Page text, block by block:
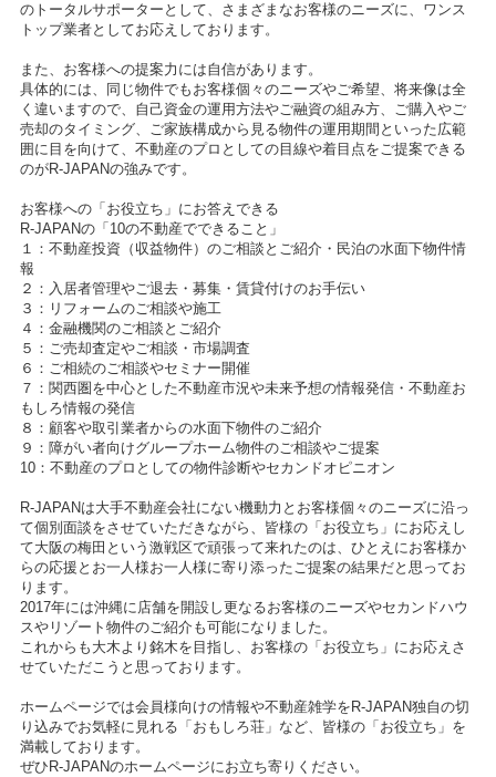
のトータルサポーターとして、さまざまなお客様のニーズに、ワンス
トップ業者としてお応えしております。
また、お客様への提案力には自信があります。
具体的には、同じ物件でもお客様個々のニーズやご希望、将来像は全
く違いますので、自己資金の運用方法やご融資の組み方、ご購入やご
売却のタイミング、ご家族構成から見る物件の運用期間といった広範
囲に目を向けて、不動産のプロとしての目線や着目点をご提案できる
のがR-JAPANの強みです。
お客様への「お役立ち」にお答えできる
R-JAPANの「10の不動産でできること」
１：不動産投資（収益物件）のご相談とご紹介・民泊の水面下物件情
報
２：入居者管理やご退去・募集・賃貸付けのお手伝い
３：リフォームのご相談や施工
４：金融機関のご相談とご紹介
５：ご売却査定やご相談・市場調査
６：ご相続のご相談やセミナー開催
７：関西圏を中心とした不動産市況や未来予想の情報発信・不動産お
もしろ情報の発信
８：顧客や取引業者からの水面下物件のご紹介
９：障がい者向けグループホーム物件のご相談やご提案
10：不動産のプロとしての物件診断やセカンドオピニオン
R-JAPANは大手不動産会社にない機動力とお客様個々のニーズに沿っ
て個別面談をさせていただきながら、皆様の「お役立ち」にお応えし
て大阪の梅田という激戦区で頑張って来れたのは、ひとえにお客様か
らの応援とお一人様お一人様に寄り添ったご提案の結果だと思ってお
ります。
2017年には沖縄に店舗を開設し更なるお客様のニーズやセカンドハウ
スやリゾート物件のご紹介も可能になりました。
これからも大木より銘木を目指し、お客様の「お役立ち」にお応えさ
せていただこうと思っております。
ホームページでは会員様向けの情報や不動産雑学をR-JAPAN独自の切
り込みでお気軽に見れる「おもしろ荘」など、皆様の「お役立ち」を
満載しております。
ぜひR-JAPANのホームページにお立ち寄りください。